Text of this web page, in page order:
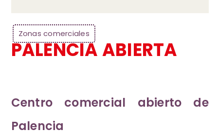
Zonas comerciales
PALENCIA ABIERTA
Centro comercial abierto de
Palencia